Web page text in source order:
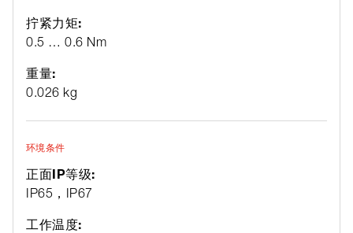
拧紧力矩:
0.5 … 0.6 Nm
重量:
0.026 kg
环境条件
正面IP等级:
IP65，IP67
工作温度: